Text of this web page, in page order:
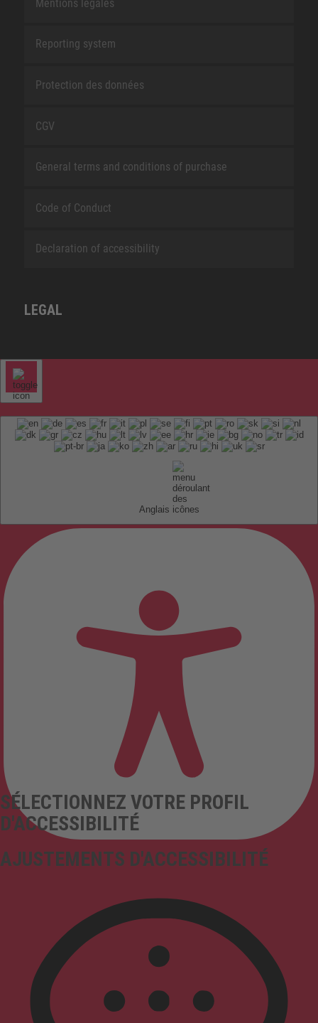
Mentions légales
Reporting system
Protection des données
CGV
General terms and conditions of purchase
Code of Conduct
Declaration of accessibility
LEGAL
Anglais
AJUSTEMENTS D'ACCESSIBILITÉ
SÉLECTIONNEZ VOTRE PROFIL
D'ACCESSIBILITÉ